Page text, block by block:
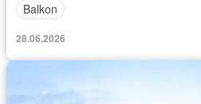
Balkon
28.06.2026